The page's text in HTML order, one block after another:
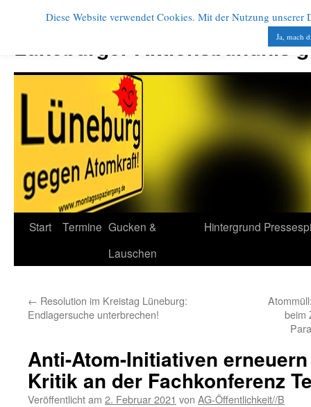
Lüneburger Aktionsbündnis
Start Termine Gucken &
Lauschen
Hintergrund
← Resolution im Kreistag Lüneburg:
Endlagersuche unterbrechen!
beim
Anti-Atom-Initiativen
Kritik an der Fachkonferenz
Veröffentlicht am 2. Februar 2021 von AG-Öffentlichkeit//B
Diese Website verwendet Cookies. Mit der Nutzung
Ja, mach